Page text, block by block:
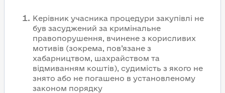
Керівник учасника процедури закупівлі не
був засуджений за кримінальне
правопорушення, вчинене з корисливих
мотивів (зокрема, пов’язане з
хабарництвом, шахрайством та
відмиванням коштів), судимість з якого не
знято або не погашено в установленому
законом порядку